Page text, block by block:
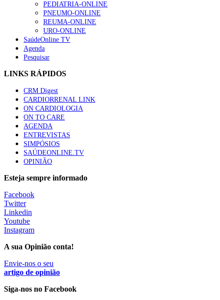
“Os programas de rastreio do cancro do pulmão são
custo-efetivos e representam um investimento
sustentável para os sistemas de saúde”
93 visualizações
apresentavam níveis elevados de Lp(a), revela estudo
Trodelvy aprovado para primeira linha no cancro da
mama triplo negativo metastático em doentes não
elegíveis para inibidores PD-(L)1
61 visualizações
MAIS NOTÍCIAS
Quase 11.900 jovens recorreram aos cheques psicólogo e
nutricionista no primeiro mês
7 Ago, 2026
ULS de Coimbra estreia cirurgia endoscópica do ouvido com
apoio robótico em Portugal
PEDIATRIA-ONLINE
PNEUMO-ONLINE
REUMA-ONLINE
URO-ONLINE
SaúdeOnline TV
Agenda
Pesquisar
LINKS RÁPIDOS
CRM Digest
CARDIORRENAL LINK
ON CARDIOLOGIA
ON TO CARE
AGENDA
ENTREVISTAS
SIMPÓSIOS
SAÚDEONLINE.TV
OPINIÃO
Esteja sempre informado
Facebook
Twitter
Linkedin
Youtube
Instagram
A sua Opinião conta!
Envie-nos o seu
artigo de opinião
Siga-nos no Facebook